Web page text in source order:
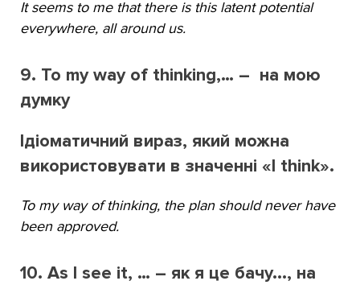
It seems to me that there is this latent potential
everywhere, all around us.
9. To my way of thinking,… – на мою
думку
Ідіоматичний вираз, який можна
використовувати в значенні «I think».
To my way of ​thinking, the ​plan should never have
been ​approved.
10. As I see it, … – як я це бачу..., на